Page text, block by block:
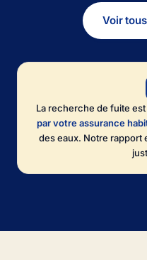
Voir
La recherche de fuite est
par votre assurance
des eaux. Notre rapport